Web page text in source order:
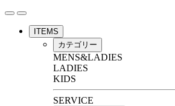
ITEMS
カテゴリー
MENS&LADIES
LADIES
KIDS
SERVICE